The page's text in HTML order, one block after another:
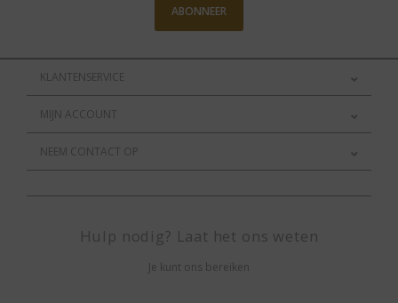
ABONNEER
KLANTENSERVICE
MIJN ACCOUNT
NEEM CONTACT OP
Hulp nodig? Laat het ons weten
Je kunt ons bereiken